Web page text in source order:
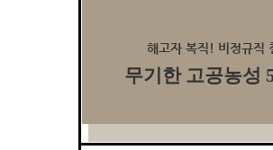
해고자 복직! 비정규직
무기한 고공농성